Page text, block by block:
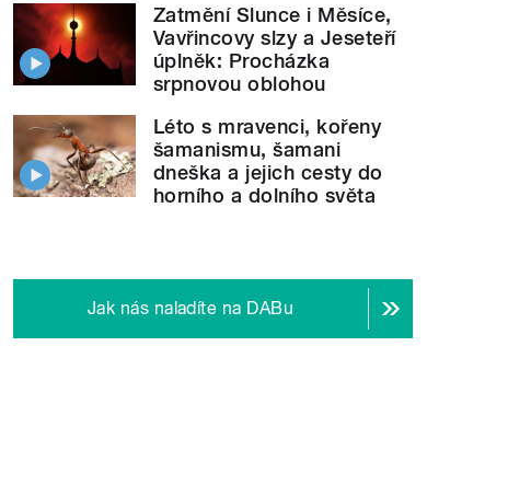
Zatmění Slunce i Měsíce,
Vavřincovy slzy a Jeseteří
úplněk: Procházka
srpnovou oblohou
Léto s mravenci, kořeny
šamanismu, šamani
dneška a jejich cesty do
horního a dolního světa
Jak nás naladíte na DABu